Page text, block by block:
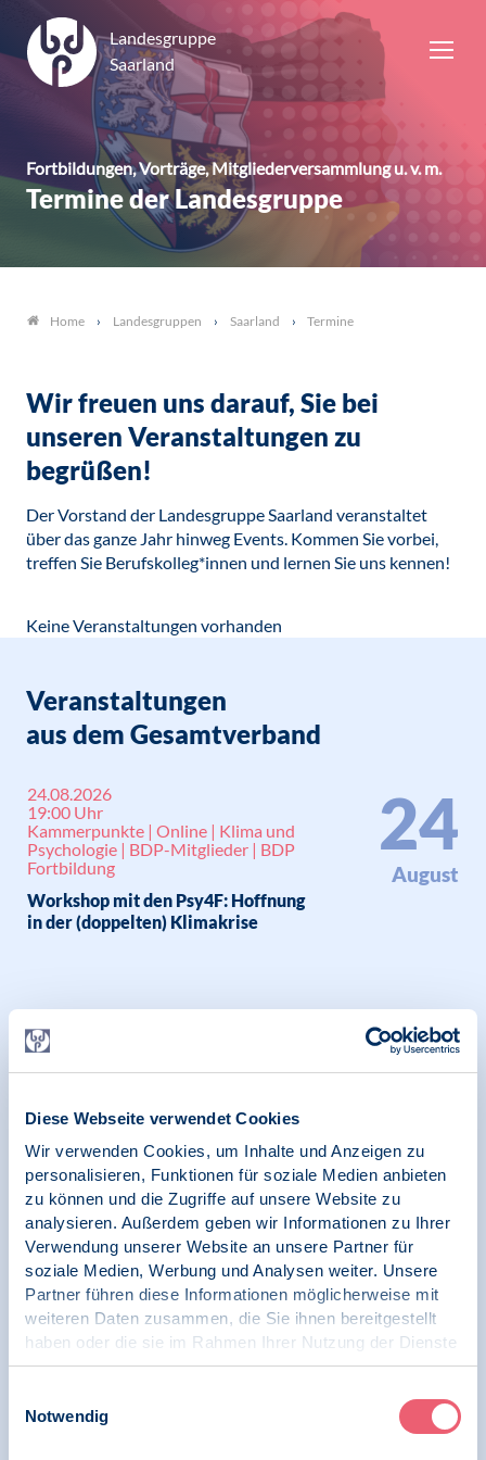
Diese Webseite verwendet Cookies
Wir verwenden Cookies, um Inhalte und Anzeigen zu
personalisieren, Funktionen für soziale Medien anbieten
zu können und die Zugriffe auf unsere Website zu
analysieren. Außerdem geben wir Informationen zu Ihrer
Verwendung unserer Website an unsere Partner für
soziale Medien, Werbung und Analysen weiter. Unsere
Partner führen diese Informationen möglicherweise mit
weiteren Daten zusammen, die Sie ihnen bereitgestellt
haben oder die sie im Rahmen Ihrer Nutzung der Dienste
gesammelt haben.
Notwendig
Landesgruppe
Saarland
Fortbildungen, Vorträge, Mitgliederversammlung u. v. m.
Termine der Landesgruppe
Home Landesgruppen Saarland Termine
Wir freuen uns darauf, Sie bei
unseren Veranstaltungen zu
begrüßen!
Der Vorstand der Landesgruppe Saarland veranstaltet
über das ganze Jahr hinweg Events. Kommen Sie vorbei,
treffen Sie Berufskolleg*innen und lernen Sie uns kennen!
Keine Veranstaltungen vorhanden
Veranstaltungen
aus dem Gesamtverband
24.08.2026
19:00 Uhr
Kammerpunkte | Online | Klima und
Psychologie | BDP-Mitglieder | BDP
Fortbildung
Workshop mit den Psy4F: Hoffnung
in der (doppelten) Klimakrise
24
August
12.08.2026
17:00 Uhr
Präsenz | LG Mitteldeutschland
12
22.08.2026
10:00 Uhr
Frankfurt am Main
Mitgliederversammlung | Präsenz | LG
Hessen
Sommerfest und
Mitgliederversammlung der LG
Hessen / 2026
22
August